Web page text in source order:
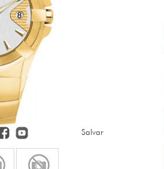
Salvar